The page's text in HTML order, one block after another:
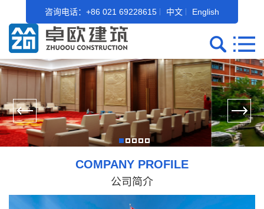
咨询电话：+86 021 69228615 中文 English
COMPANY PROFILE
公司简介